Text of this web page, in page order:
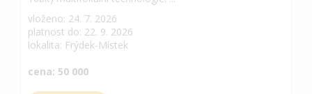
vloženo: 24. 7. 2026
platnost do: 22. 9. 2026
lokalita: Frýdek-Místek
cena: 50 000